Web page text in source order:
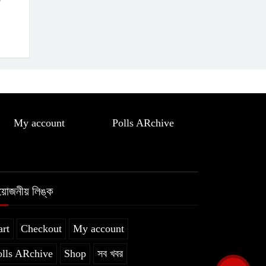
My account
Polls ARchive
লিঙ্ক
Checkout My account
ARchive Shop সব খবর